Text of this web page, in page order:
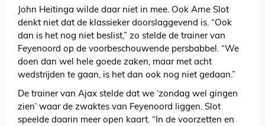
John Heitinga wilde daar niet in mee. Ook Arne Slot
denkt niet dat de klassieker doorslaggevend is. “Ook
dan is het nog niet beslist,” zo stelde de trainer van
Feyenoord op de voorbeschouwende persbabbel. “We
doen dan wel hele goede zaken, maar met acht
wedstrijden te gaan, is het dan ook nog niet gedaan.”
De trainer van Ajax stelde dat we ‘zondag wel gingen
zien’ waar de zwaktes van Feyenoord liggen. Slot
speelde daarin meer open kaart. “In de voorzetten en